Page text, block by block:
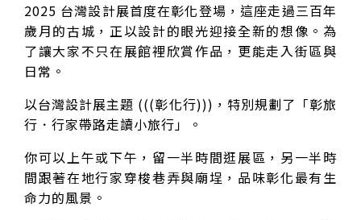
2025 台灣設計展首度在彰化登場，這座走過三百年
歲月的古城，正以設計的眼光迎接全新的想像。為
了讓大家不只在展館裡欣賞作品，更能走入街區與
日常。
以台灣設計展主題 (((彰化行)))，特別規劃了「彰旅
行．行家帶路走讀小旅行」。
你可以上午或下午，留一半時間逛展區，另一半時
間跟著在地行家穿梭巷弄與廟埕，品味彰化最有生
命力的風景。